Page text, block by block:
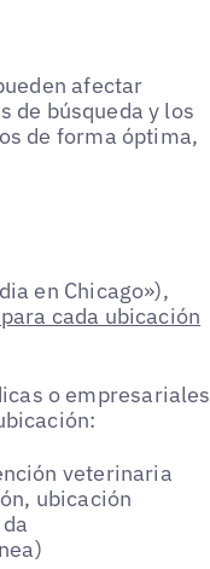
afectar
de búsqueda y los
de forma óptima,
en Chicago»),
cada ubicación
o empresariales
veterinaria
ubicación